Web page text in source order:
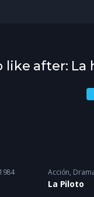
like after:
1984 Acción,
La Piloto